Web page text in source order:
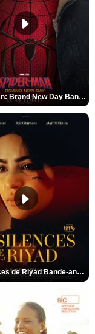
Spider-Man: Brand New Day Bande-annonce VO STFR
Les Silences de Riyad Bande-annonce VO STFR